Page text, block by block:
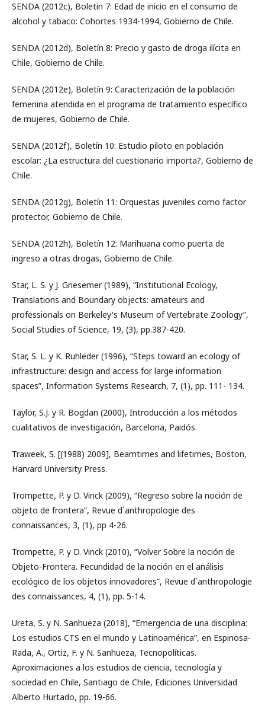
SENDA (2012c), Boletín 7: Edad de inicio en el consumo de
alcohol y tabaco: Cohortes 1934-1994, Gobierno de Chile.
SENDA (2012d), Boletín 8: Precio y gasto de droga ilícita en
Chile, Gobierno de Chile.
SENDA (2012e), Boletín 9: Caracterización de la población
femenina atendida en el programa de tratamiento específico
de mujeres, Gobierno de Chile.
SENDA (2012f), Boletín 10: Estudio piloto en población
escolar: ¿La estructura del cuestionario importa?, Gobierno de
Chile.
SENDA (2012g), Boletín 11: Orquestas juveniles como factor
protector, Gobierno de Chile.
SENDA (2012h), Boletín 12: Marihuana como puerta de
ingreso a otras drogas, Gobierno de Chile.
Star, L. S. y J. Griesemer (1989), “Institutional Ecology,
Translations and Boundary objects: amateurs and
professionals on Berkeley's Museum of Vertebrate Zoology”,
Social Studies of Science, 19, (3), pp.387-420.
Star, S. L. y K. Ruhleder (1996), “Steps toward an ecology of
infrastructure: design and access for large information
spaces”, Information Systems Research, 7, (1), pp. 111- 134.
Taylor, S.J. y R. Bogdan (2000), Introducción a los métodos
cualitativos de investigación, Barcelona, Paidós.
Traweek, S. [(1988) 2009], Beamtimes and lifetimes, Boston,
Harvard University Press.
Trompette, P. y D. Vinck (2009), “Regreso sobre la noción de
objeto de frontera”, Revue d`anthropologie des
connaissances, 3, (1), pp 4-26.
Trompette, P. y D. Vinck (2010), “Volver Sobre la noción de
Objeto-Frontera. Fecundidad de la noción en el análisis
ecológico de los objetos innovadores”, Revue d`anthropologie
des connaissances, 4, (1), pp. 5-14.
Ureta, S. y N. Sanhueza (2018), “Emergencia de una disciplina:
Los estudios CTS en el mundo y Latinoamérica”, en Espinosa-
Rada, A., Ortiz, F. y N. Sanhueza, Tecnopolíticas.
Aproximaciones a los estudios de ciencia, tecnología y
sociedad en Chile, Santiago de Chile, Ediciones Universidad
Alberto Hurtado, pp. 19-66.